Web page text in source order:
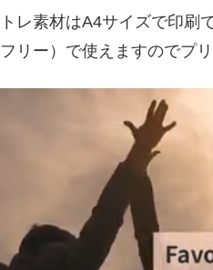
レ素材はA4サイズで印刷
リー）で使えますのでプ